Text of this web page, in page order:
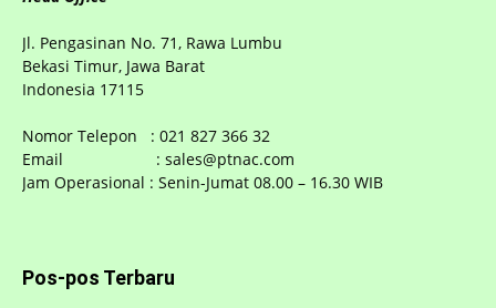
Jl. Pengasinan No. 71, Rawa Lumbu
Bekasi Timur, Jawa Barat
Indonesia 17115
Nomor Telepon : 021 827 366 32
Email : sales@ptnac.com
Jam Operasional : Senin-Jumat 08.00 – 16.30 WIB
Pos-pos Terbaru